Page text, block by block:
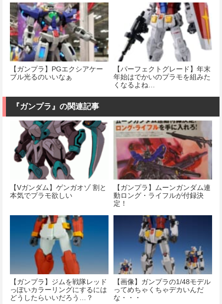
【ガンプラ】PGエクシアケー
ブル光るのいいなぁ
【パーフェクトグレード】年末
年始はでかいのプラモを組みた
くなるよね…
『ガンプラ』の関連記事
【Vガンダム】ゲンガオゾ 割と
本気でプラモ欲しい
【ガンプラ】ムーンガンダム連
動ロング・ライフルが付録決
定！
【ガンプラ】ジムを戦隊レッド
っぽいカラーリングにするには
どうしたらいいだろう…？
【画像】ガンプラの1/48モデル
ってめちゃくちゃデカいんだ
な・・・